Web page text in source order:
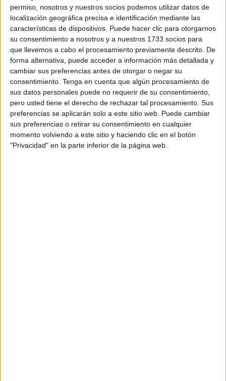
permiso, nosotros y nuestros socios podemos utilizar datos de
localización geográfica precisa e identificación mediante las
características de dispositivos. Puede hacer clic para otorgarnos
su consentimiento a nosotros y a nuestros 1733 socios para
que llevemos a cabo el procesamiento previamente descrito. De
forma alternativa, puede acceder a información más detallada y
cambiar sus preferencias antes de otorgar o negar su
consentimiento. Tenga en cuenta que algún procesamiento de
sus datos personales puede no requerir de su consentimiento,
pero usted tiene el derecho de rechazar tal procesamiento. Sus
preferencias se aplicarán solo a este sitio web. Puede cambiar
sus preferencias o retirar su consentimiento en cualquier
momento volviendo a este sitio y haciendo clic en el botón
"Privacidad" en la parte inferior de la página web.